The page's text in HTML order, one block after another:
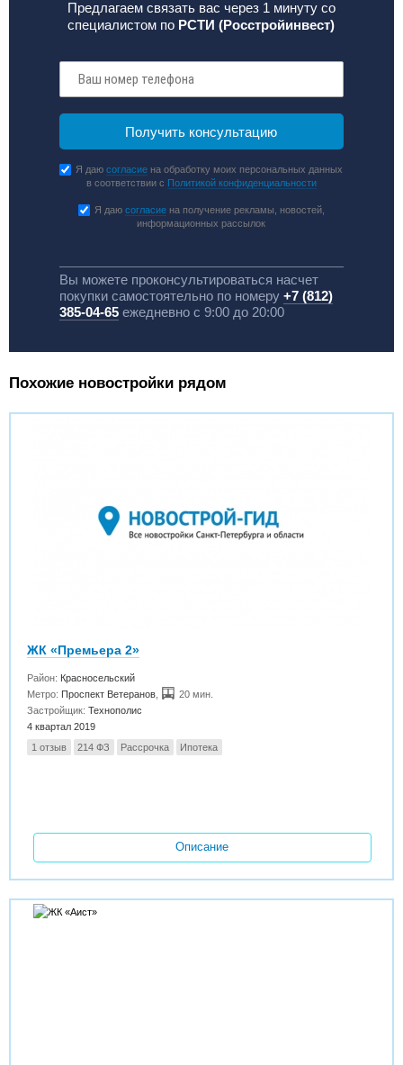
Предлагаем связать вас через 1 минуту со
специалистом по РСТИ (Росстройинвест)
Я даюсогласие на обработку моих персональных данных
в соответствии с Политикой конфиденциальности
Я даю согласиена получение рекламы, новостей,
информационных рассылок
Вы можете проконсультироваться насчет
покупки самостоятельно по номеру +7 (812)
385-04-65ежедневно с 9:00 до 20:00
Похожие новостройки рядом
ЖК «Премьера 2»
Район: Красносельский
Метро: Проспект Ветеранов
20 мин.
Застройщик:Технополис
4 квартал 2019
1 отзыв
214 ФЗ Рассрочка Ипотека
Описание